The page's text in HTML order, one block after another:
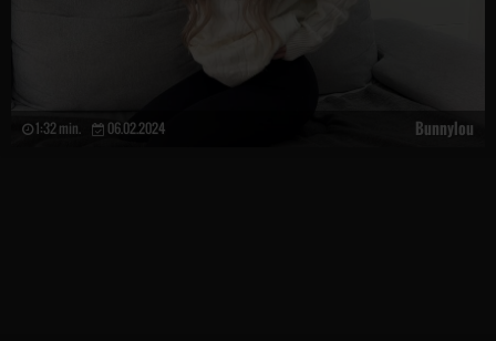
1:32 min. 06.02.2024 Bunnylou